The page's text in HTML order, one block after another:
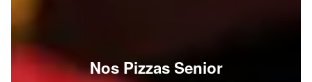
Nos Pizzas Senior